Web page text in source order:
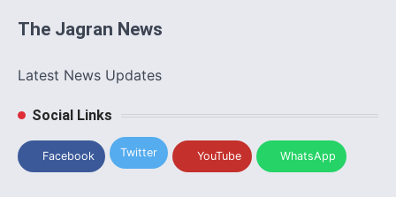
The Jagran News
Latest News Updates
Social Links
Facebook Twitter YouTube WhatsApp